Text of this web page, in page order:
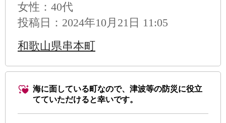
女性：40代
投稿日：2024年10月21日 11:05
和歌山県串本町
海に面している町なので、津波等の防災に役立
てていただけると幸いです。